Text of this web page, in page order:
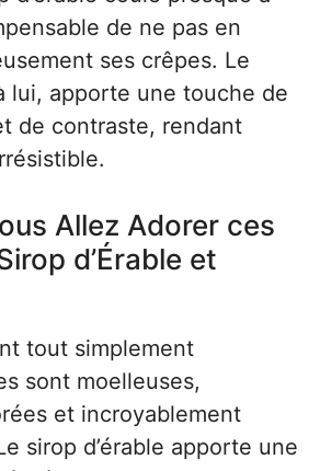
de ne pas en
ses crêpes. Le
lui, apporte une touche de
de contraste, rendant
Allez Adorer ces
d’Érable et
tout simplement
sont moelleuses,
et incroyablement
sirop d’érable apporte une